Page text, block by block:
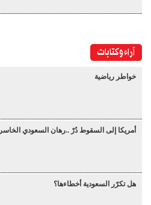
آراء وكتابات
خواطر رياضية
أمريكا إلى السقوط دُرْ ..رهان السعودي الخاسر
هل تكرّر السعودية أخطاءها؟